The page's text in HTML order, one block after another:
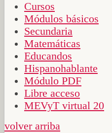
Cursos
Módulos básicos
Secundaria
Matemáticas
Educandos
Hispanohablante
Módulo PDF
Libre acceso
MEVyT virtual 20
volver arriba